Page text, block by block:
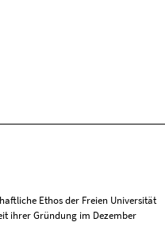
Ethos der Freien Universität
ihrer Gründung im Dezember